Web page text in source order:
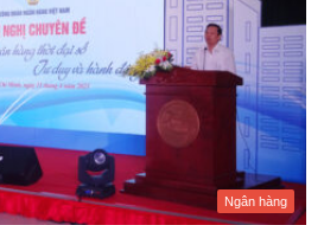
Ngân hàng